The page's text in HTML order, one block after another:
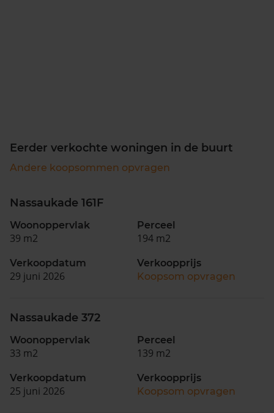
Eerder verkochte woningen in de buurt
Andere koopsommen opvragen
Nassaukade 161F
Woonoppervlak
39 m2
Perceel
194 m2
Verkoopdatum
29 juni 2026
Verkoopprijs
Koopsom opvragen
Nassaukade 372
Woonoppervlak
33 m2
Perceel
139 m2
Verkoopdatum
25 juni 2026
Verkoopprijs
Koopsom opvragen